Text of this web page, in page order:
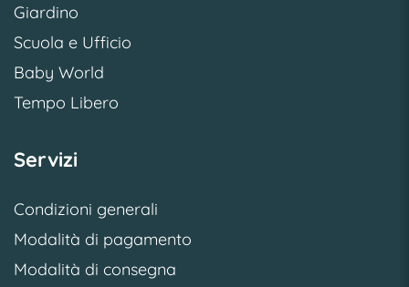
Giardino
Scuola e Ufficio
Baby World
Tempo Libero
Servizi
Condizioni generali
Modalità di pagamento
Modalità di consegna